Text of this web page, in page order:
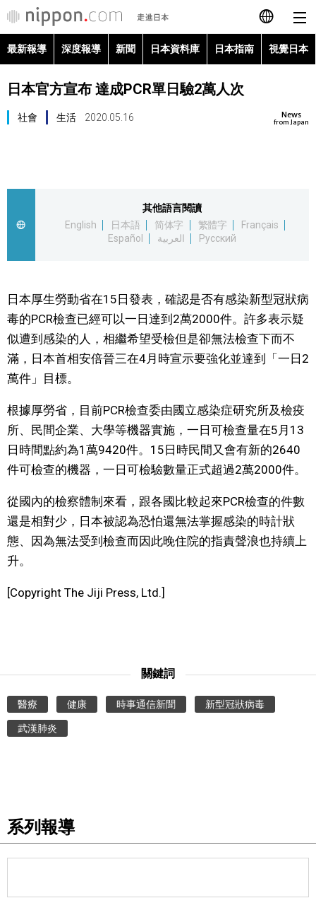
日本語
English
العربية
日本指南
視覺日本
臺灣香港
更多
人物訪談
日本入門
政治外交
科學技術
生活
娛樂
教育
最新報導 深度報導 新聞 日本資料庫 日本指南 視覺日本
日本官方宣布 達成PCR單日驗2萬人次
News
from Japan
社會 生活 2020.05.16
其他語言閱讀
English
日本語 简体字 繁體字
Français
Español
العربية Русский
日本厚生勞動省在15日發表，確認是否有感染新型冠狀病
毒的PCR檢查已經可以一日達到2萬2000件。許多表示疑
似遭到感染的人，相繼希望受檢但是卻無法檢查下而不
滿，日本首相安倍晉三在4月時宣示要強化並達到「一日2
萬件」目標。
根據厚勞省，目前PCR檢查委由國立感染症研究所及檢疫
所、民間企業、大學等機器實施，一日可檢查量在5月13
日時間點約為1萬9420件。15日時民間又會有新的2640
件可檢查的機器，一日可檢驗數量正式超過2萬2000件。
從國內的檢察體制來看，跟各國比較起來PCR檢查的件數
還是相對少，日本被認為恐怕還無法掌握感染的時計狀
態、因為無法受到檢查而因此晚住院的指責聲浪也持續上
升。
[Copyright The Jiji Press, Ltd.]
關鍵詞
醫療 健康 時事通信新聞 新型冠狀病毒
武漢肺炎
系列報導